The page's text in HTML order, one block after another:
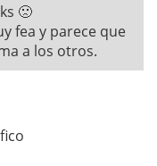
🙁
fea y parece que
a los otros.